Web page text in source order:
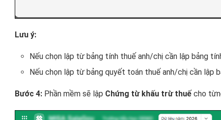
Lưu ý:
Nếu chọn lập từ bảng tính thuế anh/chị cần lập bảng
Nếu chọn lập từ bảng quyết toán thuế anh/chị cần lập
Bước 4: Phần mềm sẽ lập Chứng từ khấu trừ thuế cho